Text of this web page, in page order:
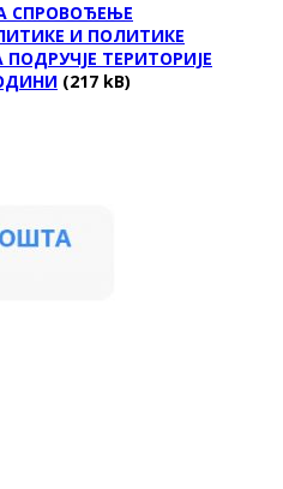
СПРОВОЂЕЊЕ
И ПОЛИТИКЕ
ТЕРИТОРИЈЕ
(217 kB)